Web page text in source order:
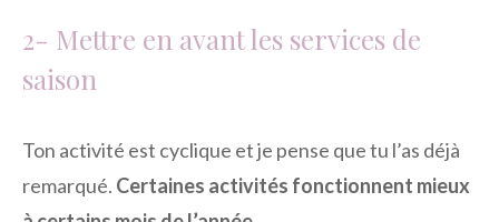
2- Mettre en avant les services de
saison
Ton activité est cyclique et je pense que tu l’as déjà
remarqué. Certaines activités fonctionnent mieux